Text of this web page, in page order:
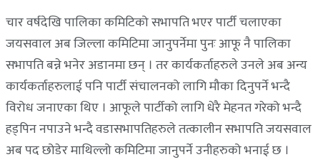
चार वर्षदेखि पालिका कमिटिको सभापति भएर पार्टी चलाएका
जयसवाल अब जिल्ला कमिटिमा जानुपर्नेमा पुनः आफू नै पालिका
सभापति बन्ने भनेर अडानमा छन् । तर कार्यकर्ताहरुले उनले अब अन्य
कार्यकर्ताहरुलाई पनि पार्टी संचालनको लागि मौका दिनुपर्ने भन्दै
विरोध जनाएका थिए । आफूले पार्टीको लागि धेरै मेहनत गरेको भन्दै
हड्पिन नपाउने भन्दै वडासभापतिहरुले तत्कालीन सभापति जयसवाल
अब पद छोडेर माथिल्लो कमिटिमा जानुपर्ने उनीहरुको भनाई छ ।